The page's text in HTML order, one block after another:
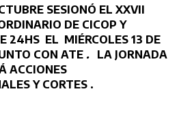
SESIONÓ EL XXVII
DE CICOP Y
24HS EL MIÉRCOLES 13 DE
CON ATE .
LA JORNADA
ACCIONES
Y CORTES .